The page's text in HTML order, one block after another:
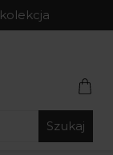
Szukaj